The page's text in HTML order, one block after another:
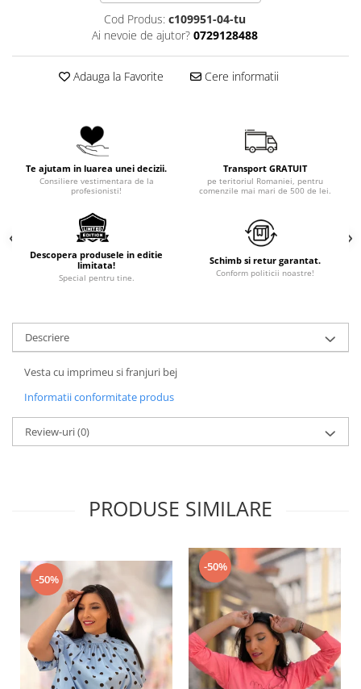
Cod Produs: c109951-04-tu
Ai nevoie de ajutor? 0729128488
Adauga la Favorite Cere informatii
Te ajutam in luarea unei decizii.
Consiliere vestimentara de la
profesionisti!
Transport GRATUIT
pe teritoriul Romaniei, pentru
comenzile mai mari de 500 de lei.
Descopera produsele in editie
limitata!
Special pentru tine.
Schimb si retur garantat.
Conform politicii noastre!
Descriere
Vesta cu imprimeu si franjuri bej
Informatii conformitate produs
Review-uri(0)
PRODUSE SIMILARE
-50%
-50%